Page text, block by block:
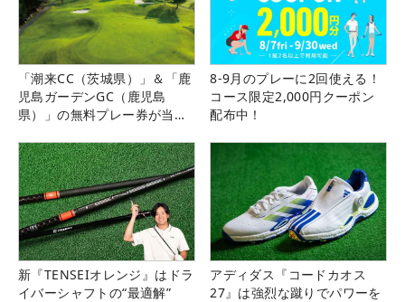
「潮来CC（茨城県）」＆「鹿
児島ガーデンGC（鹿児島
県）」の無料プレー券が当た
8-9月のプレーに2回使える！
コース限定2,000円クーポン
配布中！
新『TENSEIオレンジ』はドラ
イバーシャフトの“最適解”
アディダス『コードカオス
27』は強烈な蹴りでパワーを